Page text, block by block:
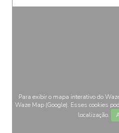
Para exibir o mapa interativo do
Waze Map (Google). Esses cookies
localização.